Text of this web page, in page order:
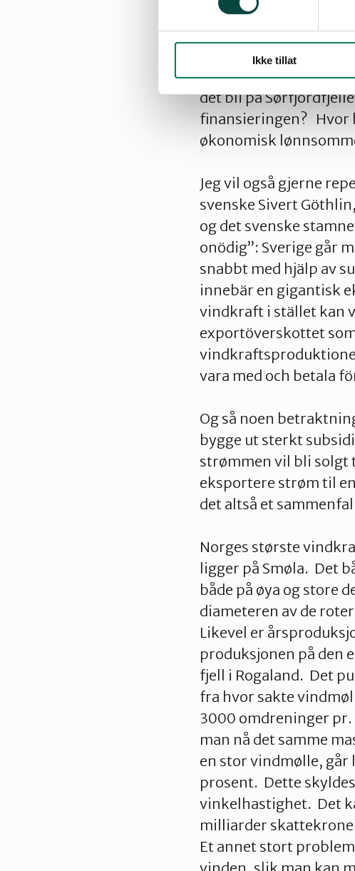
Ikke tillat
naturområder som
beløp for å subsidiere
Hva var
det bli på
finansieringen? Hvor
økonomisk
Jeg vil også gjerne
svenske Sivert
og det svenske
onödig”: Sverige går
snabbt med hjälp av
innebär en gigantisk
vindkraft i stället kan
exportöverskottet
vara med och betala
Og så noen
bygge ut sterkt
strømmen vil bli solgt
eksportere strøm til
det altså et
Norges største
ligger på Smøla. Det
både på øya og store
diameteren av de
Likevel er
produksjonen på den
fjell i Rogaland. Det
fra hvor sakte
3000 omdreninger
man nå det samme
en stor vindmølle, går
prosent. Dette
vinkelhastighet. Det
milliarder
Et annet stort